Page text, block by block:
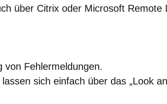
über Citrix oder Microsoft Remote
von Fehlermeldungen.
sich einfach über das „Look